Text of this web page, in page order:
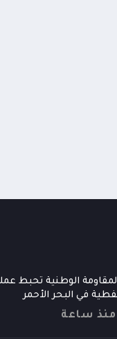
الوطنية تحبط
في البحر الأحمر
منذ ساعة